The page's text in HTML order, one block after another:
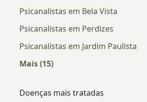
Psicanalistas em Bela Vista
Psicanalistas em Perdizes
Psicanalistas em Jardim Paulista
Mais (15)
Doenças mais tratadas